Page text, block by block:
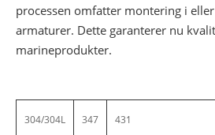
processen omfatter montering i
armaturer. Dette garanterer nu
marineprodukter.
304/304L 347 431